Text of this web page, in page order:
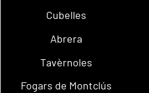
Cubelles
Abrera
Tavèrnoles
Fogars de Montclús